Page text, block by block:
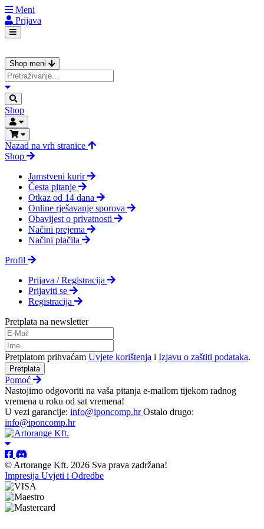
Meni
Prijava
Shop meni
Shop
Nazad na vrh stranice
Shop
Jamstveni kurir
Česta pitanje
Otkaz od 14 dana
Online rješavanje sporova
Obavijest o privatnosti
Načini prejema
Načini plačila
Profil
Prijava / Registracija
Prijaviti se
Registracija
Pretplata na newsletter
Pretplatom prihvaćam Uvjete korištenja i Izjavu o zaštiti podataka.
Pretplata
Pomoć
Nastojimo odgovoriti na vaša pitanja e-mailom tijekom radnog
vremena u roku od sat vremena!
U vezi garancije: info@iponcomp.hrOstalo drugo:
info@iponcomp.hr
© Artorange Kft. 2026 Sva prava zadržana!
Impresija Uvjeti i Odredbe